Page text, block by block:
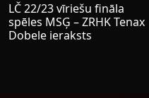
LČ 22/23 vīriešu fināla
spēles MSĢ – ZRHK Tenax
Dobele ieraksts